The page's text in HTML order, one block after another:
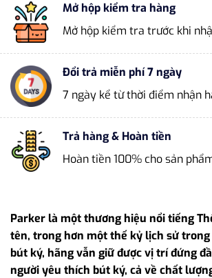
Mở hộp kiểm tra hàng
Mở hộp kiểm tra trước khi
Đổi trả miễn phí 7 ngày
7 ngày kể từ thời điểm nhận
Trả hàng & Hoàn tiền
Hoàn tiền 100% cho sản
Parker là một thương hiệu nổi tiếng
tên, trong hơn một thế kỷ lịch sử
bút ký, hãng vẫn giữ được vị trí đứng
người yêu thích bút ký, cả về chất